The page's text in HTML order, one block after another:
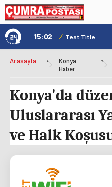
15:02 / Test Title
Anasayfa »
Konya
Haber
»
Konya'da
Uluslararası
ve Halk